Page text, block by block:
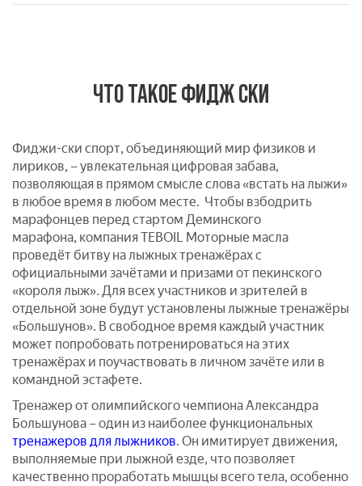
ЧТО ТАКОЕ ФИДЖ СКИ
Фиджи-ски спорт, объединяющий мир физиков и
лириков, – увлекательная цифровая забава,
позволяющая в прямом смысле слова «встать на лыжи»
в любое время в любом месте. Чтобы взбодрить
марафонцев перед стартом Деминского
марафона, компания TEBOIL Моторные масла
проведёт битву на лыжных тренажёрах с
официальными зачётами и призами от пекинского
«короля лыж». Для всех участников и зрителей в
отдельной зоне будут установлены лыжные тренажёры
«Большунов». В свободное время каждый участник
может попробовать потренироваться на этих
тренажёрах и поучаствовать в личном зачёте или в
командной эстафете.
Тренажер от олимпийского чемпиона Александра
Большунова – один из наиболее функциональных
тренажеров для лыжников. Он имитирует движения,
выполняемые при лыжной езде, что позволяет
качественно проработать мышцы всего тела, особенно